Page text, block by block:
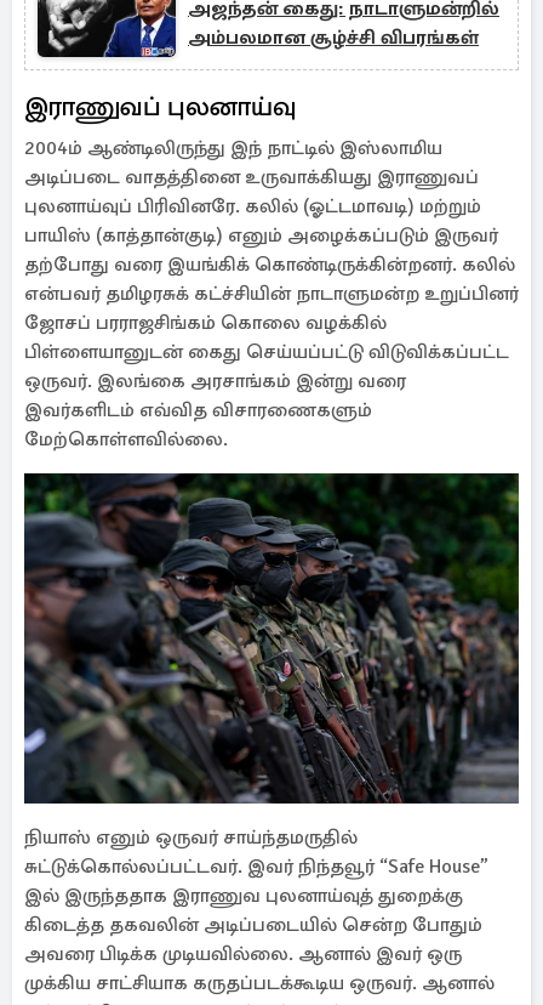
அஜந்தன் கைது: நாடாளுமன்றில்
அம்பலமான சூழ்ச்சி விபரங்கள்
இராணுவப் புலனாய்வு
2004ம் ஆண்டிலிருந்து இந் நாட்டில் இஸ்லாமிய
அடிப்படை வாதத்தினை உருவாக்கியது இராணுவப்
புலனாய்வுப் பிரிவினரே. கலில் (ஓட்டமாவடி) மற்றும்
பாயிஸ் (காத்தான்குடி) எனும் அழைக்கப்படும் இருவர்
தற்போது வரை இயங்கிக் கொண்டிருக்கின்றனர். கலில்
என்பவர் தமிழரசுக் கட்ச்சியின் நாடாளுமன்ற உறுப்பினர்
ஜோசப் பரராஜசிங்கம் கொலை வழக்கில்
பிள்ளையானுடன் கைது செய்யப்பட்டு விடுவிக்கப்பட்ட
ஒருவர். இலங்கை அரசாங்கம் இன்று வரை
இவர்களிடம் எவ்வித விசாரணைகளும்
மேற்கொள்ளவில்லை.
நியாஸ் எனும் ஒருவர் சாய்ந்தமருதில்
சுட்டுக்கொல்லப்பட்டவர். இவர் நிந்தவூர் “Safe House”
இல் இருந்ததாக இராணுவ புலனாய்வுத் துறைக்கு
கிடைத்த தகவலின் அடிப்படையில் சென்ற போதும்
அவரை பிடிக்க முடியவில்லை. ஆனால் இவர் ஒரு
முக்கிய சாட்சியாக கருதப்படக்கூடிய ஒருவர். ஆனால்